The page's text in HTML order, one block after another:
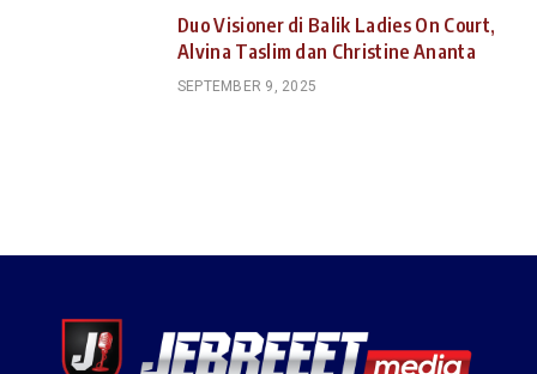
Duo Visioner di Balik Ladies On Court,
Alvina Taslim dan Christine Ananta
SEPTEMBER 9, 2025